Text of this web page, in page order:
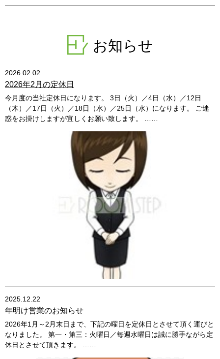
お知らせ
2026.02.02
2026年2月の定休日
今月度の当社定休日になります。 3日（火）／4日（水）／12日
（木）／17日（火）／18日（水）／25日（水）になります。 ご迷
惑をお掛けしますが宜しくお願い致します。 ……
2025.12.22
年明け営業のお知らせ
2026年1月～2月末日まで、下記の曜日を定休日とさせて頂く運びと
なりました。 第一・第三：火曜日／毎週水曜日は誠に勝手ながら定
休日とさせて頂きます。 ……